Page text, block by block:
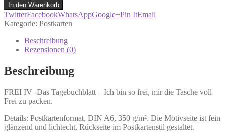
In den Warenkorb
TwitterFacebookWhatsAppGoogle+Pin ItEmail
Kategorie: Postkarten
Beschreibung
Rezensionen (0)
Beschreibung
FREI IV -Das Tagebuchblatt – Ich bin so frei, mir die Tasche voll
Frei zu packen.
Details: Postkartenformat, DIN A6, 350 g/m². Die Motivseite ist fein
glänzend und lichtecht, Rückseite im Postkartenstil gestaltet.